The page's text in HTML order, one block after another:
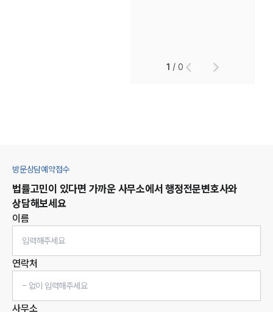
1 /0
방문상담예약접수
법률고민이 있다면 가까운 사무소에서 행정전문변호사와
상담해보세요
이름
연락처
사무소